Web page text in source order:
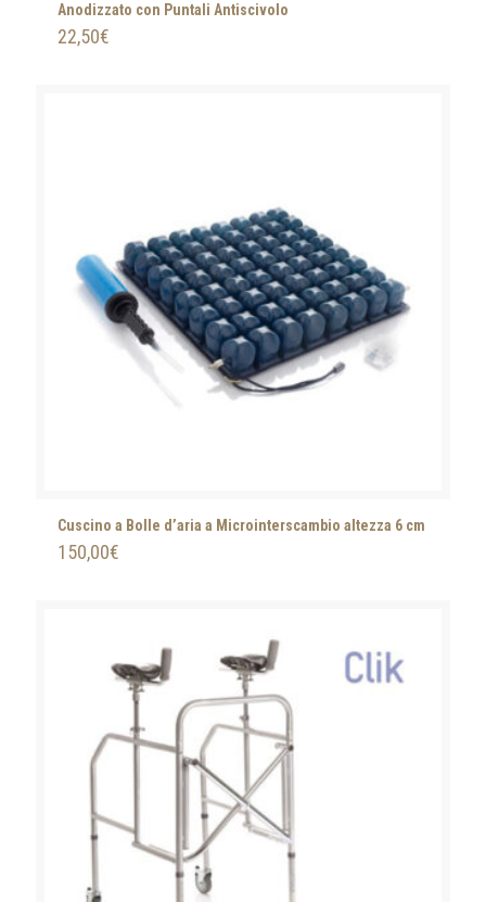
Anodizzato con Puntali Antiscivolo
22,50€
Cuscino a Bolle d’aria a Microinterscambio altezza 6 cm
150,00€